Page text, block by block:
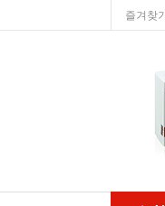
즐겨찾기